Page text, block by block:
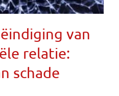
van
relatie:
schade